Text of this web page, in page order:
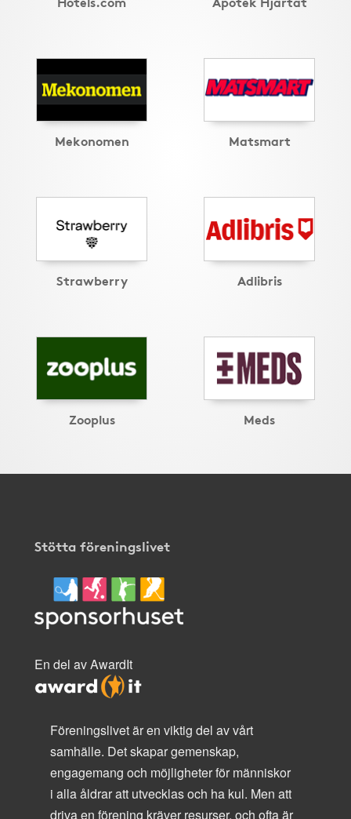
Mekonomen Matsmart
Strawberry Adlibris
Zooplus Meds
Stötta föreningslivet
En del av AwardIt
Föreningslivet är en viktig del av vårt
samhälle. Det skapar gemenskap,
engagemang och möjligheter för människor
i alla åldrar att utvecklas och ha kul. Men att
driva en förening kräver resurser, och ofta är